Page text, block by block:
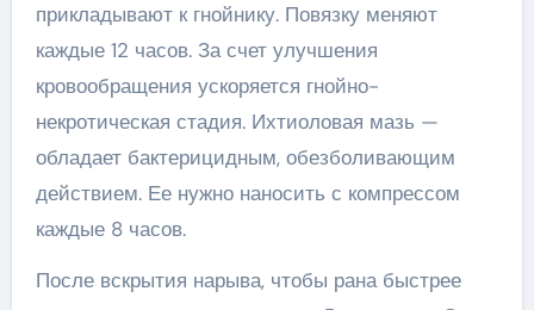
прикладывают к гнойнику. Повязку меняют
каждые 12 часов. За счет улучшения
кровообращения ускоряется гнойно-
некротическая стадия. Ихтиоловая мазь —
обладает бактерицидным, обезболивающим
действием. Ее нужно наносить с компрессом
каждые 8 часов.
После вскрытия нарыва, чтобы рана быстрее